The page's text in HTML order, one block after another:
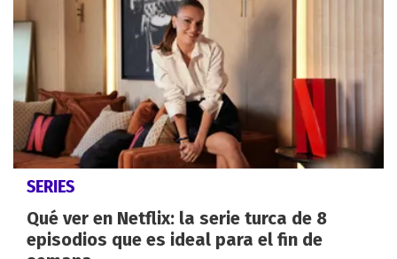
SERIES
Qué ver en Netflix: la serie turca de 8
episodios que es ideal para el fin de